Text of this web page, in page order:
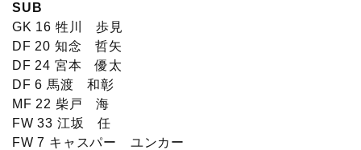
SUB
GK 16 牲川 歩見
DF 20 知念 哲矢
DF 24 宮本 優太
DF 6 馬渡 和彰
MF 22 柴戸 海
FW 33 江坂 任
FW 7 キャスパー ユンカー